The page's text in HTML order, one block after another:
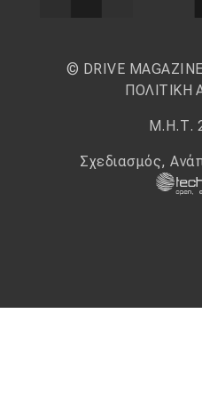
© DRIVE
ΠΟΛΙΤΙΚΗ
Μ.Η.Τ.
Σχεδιασμός,